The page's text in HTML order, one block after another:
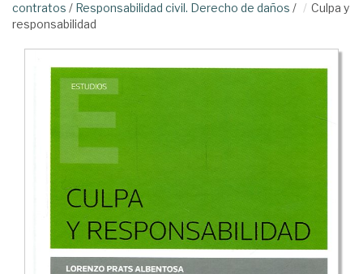
contratos / Responsabilidad civil. Derecho de daños /
Culpa y
responsabilidad